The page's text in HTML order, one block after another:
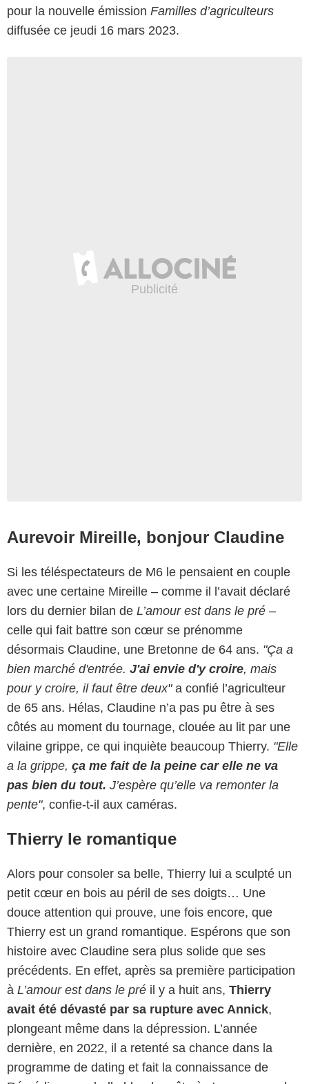
pour la nouvelle émission Familles d’agriculteurs
diffusée ce jeudi 16 mars 2023.
Aurevoir Mireille, bonjour Claudine
Si les téléspectateurs de M6 le pensaient en couple
avec une certaine Mireille – comme il l’avait déclaré
lors du dernier bilan de L’amour est dans le pré –
celle qui fait battre son cœur se prénomme
désormais Claudine, une Bretonne de 64 ans. "Ça a
bien marché d'entrée. J'ai envie d'y croire, mais
pour y croire, il faut être deux"a confié l’agriculteur
de 65 ans. Hélas, Claudine n’a pas pu être à ses
côtés au moment du tournage, clouée au lit par une
vilaine grippe, ce qui inquiète beaucoup Thierry. "Elle
a la grippe, ça me fait de la peine car elle ne va
pas bien du tout. J’espère qu’elle va remonter la
pente", confie-t-il aux caméras.
Thierry le romantique
Alors pour consoler sa belle, Thierry lui a sculpté un
petit cœur en bois au péril de ses doigts… Une
douce attention qui prouve, une fois encore, que
Thierry est un grand romantique. Espérons que son
histoire avec Claudine sera plus solide que ses
précédents. En effet, après sa première participation
à L’amour est dans le pré il y a huit ans, Thierry
avait été dévasté par sa rupture avec Annick,
plongeant même dans la dépression. L’année
dernière, en 2022, il a retenté sa chance dans la
programme de dating et fait la connaissance de